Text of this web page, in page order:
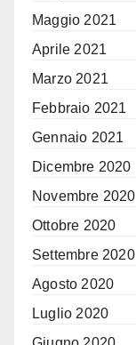
Maggio 2021
Aprile 2021
Marzo 2021
Febbraio 2021
Gennaio 2021
Dicembre 2020
Novembre 2020
Ottobre 2020
Settembre 2020
Agosto 2020
Luglio 2020